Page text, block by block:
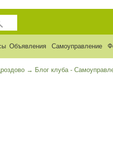
Объявления Самоуправление
→ Блог клуба -